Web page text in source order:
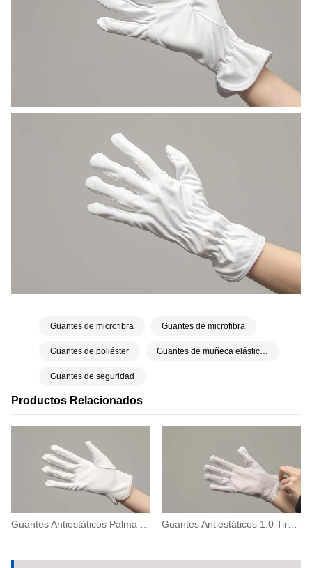
Productos Relacionados
Guantes de microfibra Guantes de microfibra
Guantes de poliéster Guantes de muñeca elásticos
Guantes de seguridad